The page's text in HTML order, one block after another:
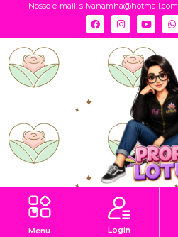
Nosso e-mail: silvanamha@hotmail.com
Menu Login